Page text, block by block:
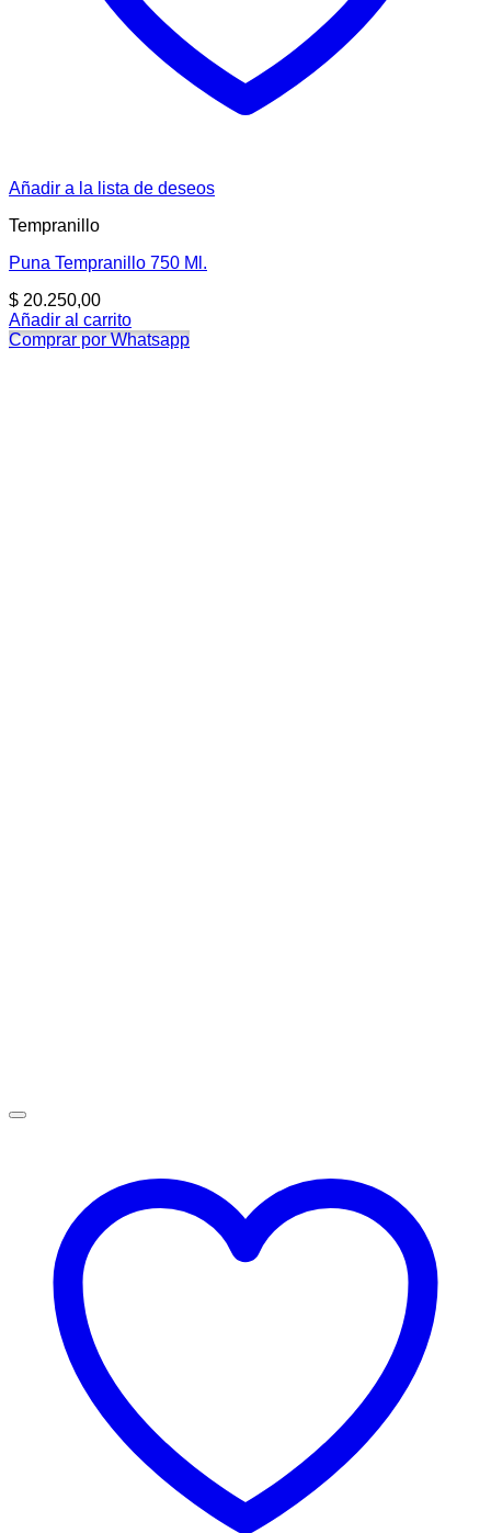
Añadir a la lista de deseos
Tempranillo
Puna Tempranillo 750 Ml.
$ 20.250,00
Añadir al carrito
Comprar por Whatsapp